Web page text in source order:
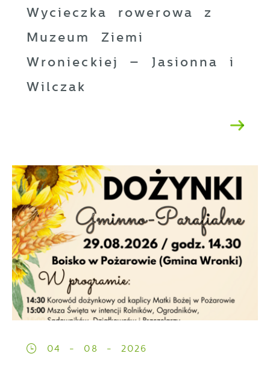
Wycieczka rowerowa z
Muzeum Ziemi
Wronieckiej – Jasionna i
Wilczak
04 - 08 - 2026